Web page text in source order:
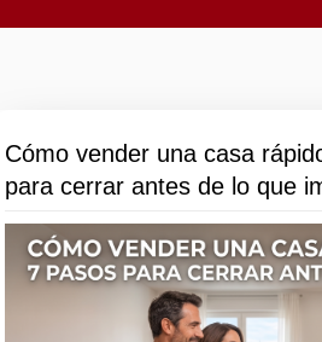
Cómo vender una casa
para cerrar antes de lo que